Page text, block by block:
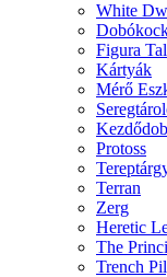
White
Figura
Kártyák
Mérő
Protoss
Terran
Zerg
Heretic
The
Trench